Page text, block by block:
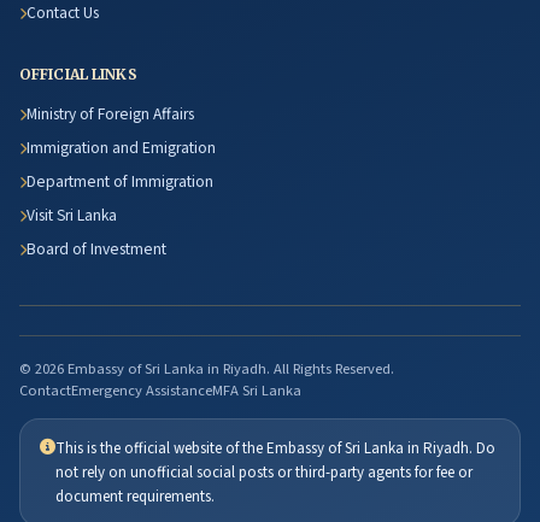
Contact Us
OFFICIAL LINKS
Ministry of Foreign Affairs
Immigration and Emigration
Department of Immigration
Visit Sri Lanka
Board of Investment
© 2026 Embassy of Sri Lanka in Riyadh. All Rights Reserved.
ContactEmergency AssistanceMFA Sri Lanka
This is the official website of the Embassy of Sri Lanka in Riyadh. Do
not rely on unofficial social posts or third-party agents for fee or
document requirements.